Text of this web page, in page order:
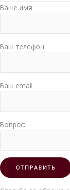
Ваше имя
Ваш телефон
Ваш email
Вопрос: